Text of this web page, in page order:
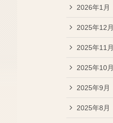
2026年1月
2025年12月
2025年11月
2025年10月
2025年9月
2025年8月